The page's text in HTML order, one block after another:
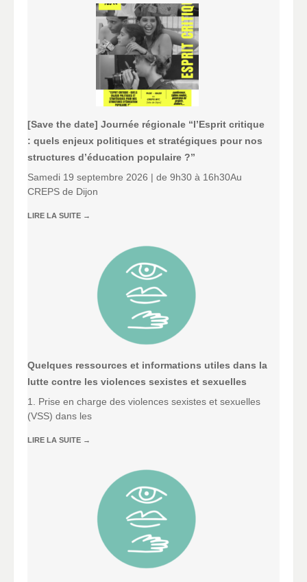
[Save the date] Journée régionale “l’Esprit critique
: quels enjeux politiques et stratégiques pour nos
structures d’éducation populaire ?”
Samedi 19 septembre 2026 | de 9h30 à 16h30Au
CREPS de Dijon
LIRE LA SUITE →
Quelques ressources et informations utiles dans la
lutte contre les violences sexistes et sexuelles
1. Prise en charge des violences sexistes et sexuelles
(VSS) dans les
LIRE LA SUITE →